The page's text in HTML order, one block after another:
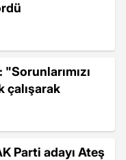
çalışarak
Parti adayı Ateş